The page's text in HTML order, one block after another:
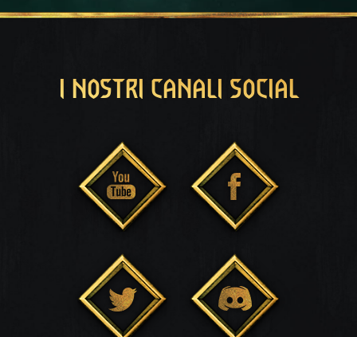
I NOSTRI CANALI SOCIAL